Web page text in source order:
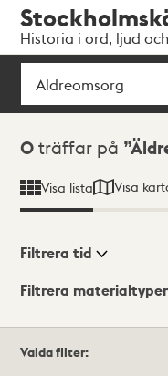
navigationen
huvudinnehållet
Historia i ord, ljud
Sök
Sökresultat
0 träffar på
Visa lista Visa
Visningsläge
Filtrera tid
Filtrera materialtyper
träffar
Valda filter: